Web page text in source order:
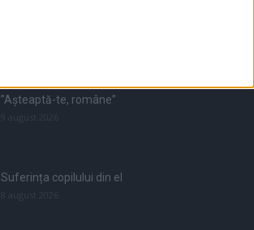
”Așteaptă-te, române”
Suferința copilului din el